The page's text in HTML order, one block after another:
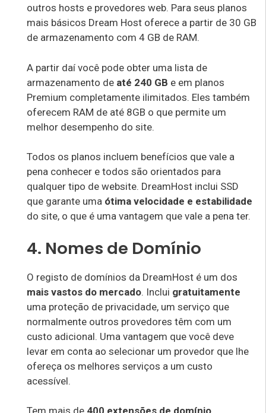
outros hosts e provedores web. Para seus planos
mais básicos Dream Host oferece a partir de 30 GB
de armazenamento com 4 GB de RAM.
A partir daí você pode obter uma lista de
armazenamento de até 240 GB e em planos
Premium completamente ilimitados. Eles também
oferecem RAM de até 8GB o que permite um
melhor desempenho do site.
Todos os planos incluem benefícios que vale a
pena conhecer e todos são orientados para
qualquer tipo de website. DreamHost inclui SSD
que garante uma ótima velocidade e estabilidade
do site, o que é uma vantagem que vale a pena ter.
4. Nomes de Domínio
O registo de domínios da DreamHost é um dos
mais vastos do mercado. Inclui gratuitamente
uma proteção de privacidade, um serviço que
normalmente outros provedores têm com um
custo adicional. Uma vantagem que você deve
levar em conta ao selecionar um provedor que lhe
ofereça os melhores serviços a um custo
acessível.